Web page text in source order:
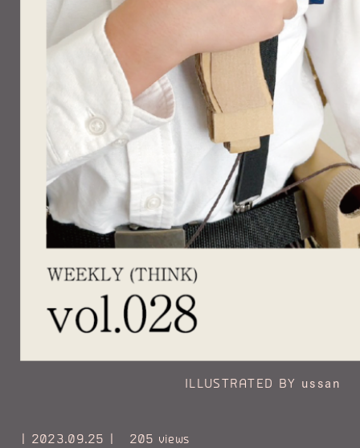
ILLUSTRATED BY ussan
2023.09.25 205 views